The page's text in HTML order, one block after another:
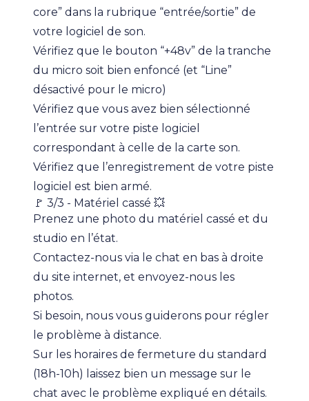
core” dans la rubrique “entrée/sortie” de
votre logiciel de son.
Vérifiez que le bouton “+48v” de la tranche
du micro soit bien enfoncé (et “Line”
désactivé pour le micro)
Vérifiez que vous avez bien sélectionné
l’entrée sur votre piste logiciel
correspondant à celle de la carte son.
Vérifiez que l’enregistrement de votre piste
logiciel est bien armé.
🚩 3/3 - Matériel cassé 💥
Prenez une photo du matériel cassé et du
studio en l’état.
Contactez-nous via le chat en bas à droite
du site internet, et envoyez-nous les
photos.
Si besoin, nous vous guiderons pour régler
le problème à distance.
Sur les horaires de fermeture du standard
(18h-10h) laissez bien un message sur le
chat avec le problème expliqué en détails.